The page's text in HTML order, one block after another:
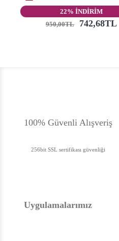
22% İNDİRİM
950,00TL
742,68TL
100% Güvenli Alışveriş
256bit SSL sertifikası güvenliği
Uygulamalarımız